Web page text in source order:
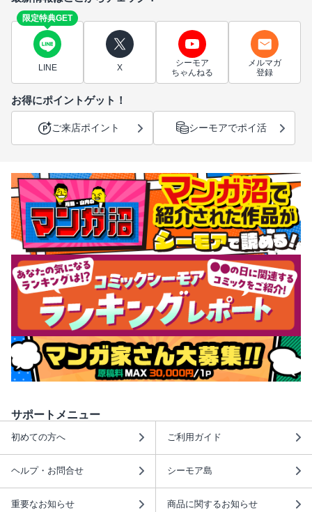
限定特典GET
LINE X
シーモア
ちゃんねる
メルマガ
登録
お得にポイントゲット！
ご来店ポイント シーモアでポイ活
サポートメニュー
初めての方へ ご利用ガイド
ヘルプ・お問合せ シーモア島
重要なお知らせ 商品に関するお知らせ